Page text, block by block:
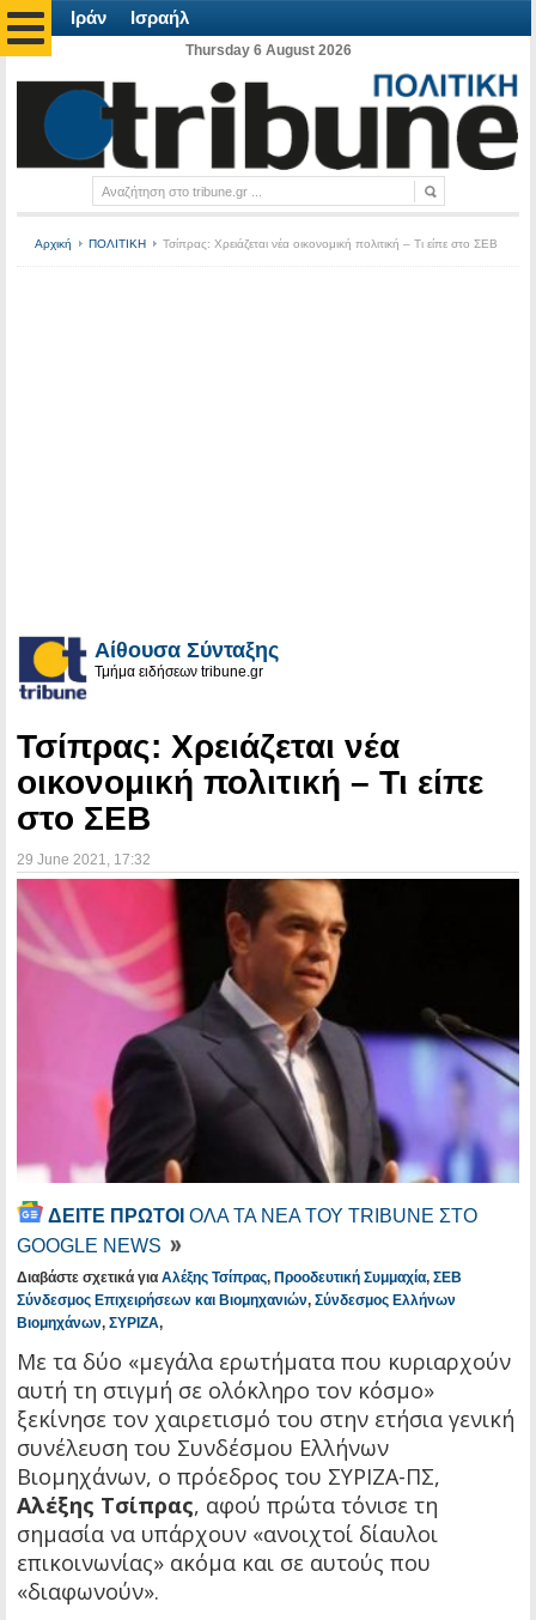
Ιράν Ισραήλ
Thursday 6 August 2026
Αρχική ΠΟΛΙΤΙΚΗ Τσίπρας: Χρειάζεται νέα οικονομική πολιτική – Τι είπε στο ΣΕΒ
Αίθουσα Σύνταξης
Τμήμα ειδήσεων tribune.gr
Τσίπρας: Χρειάζεται νέα
οικονομική πολιτική – Τι είπε
στο ΣΕΒ
29 June 2021 , 17:32
ΔΕΙΤΕ ΠΡΩΤΟΙ ΟΛΑ ΤΑ ΝΕΑ ΤΟΥ TRIBUNE ΣΤΟ
GOOGLE NEWS
Διαβάστε σχετικά για Αλέξης Τσίπρας, Προοδευτική Συμμαχία, ΣΕΒ
Σύνδεσμος Επιχειρήσεων και Βιομηχανιών, Σύνδεσμος Ελλήνων
Βιομηχάνων, ΣΥΡΙΖΑ,
Με τα δύο «μεγάλα ερωτήματα που κυριαρχούν
αυτή τη στιγμή σε ολόκληρο τον κόσμο»
ξεκίνησε τον χαιρετισμό του στην ετήσια γενική
συνέλευση του Συνδέσμου Ελλήνων
Βιομηχάνων, ο πρόεδρος του ΣΥΡΙΖΑ-ΠΣ,
Αλέξης Τσίπρας, αφού πρώτα τόνισε τη
σημασία να υπάρχουν «ανοιχτοί δίαυλοι
επικοινωνίας» ακόμα και σε αυτούς που
«διαφωνούν».